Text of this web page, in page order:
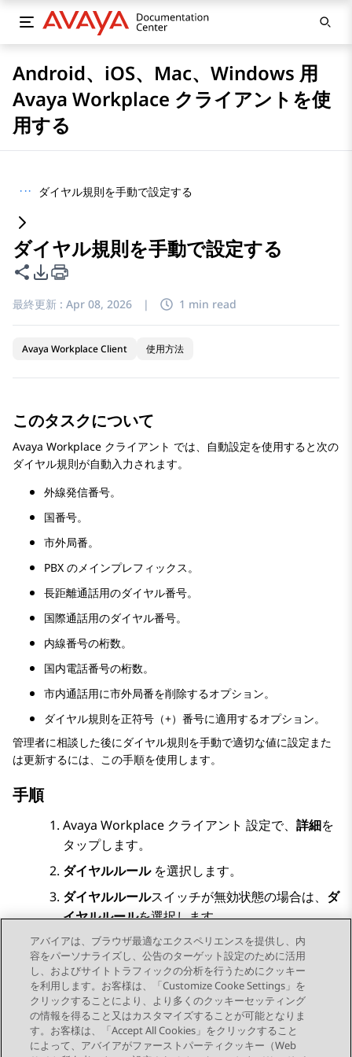
Android、iOS、Mac、Windows 用
Avaya Workplace クライアントを使
用する
··· ダイヤル規則を手動で設定する
ダイヤル規則を手動で設定する
このページを共有
PDFエクスポートオプション
最終更新 : Apr 08, 2026 | 1 min read
Avaya Workplace Client 使用方法
このタスクについて
Avaya Workplace クライアント では、自動設定を使用すると次の
ダイヤル規則が自動入力されます。
外線発信番号。
国番号。
市外局番。
PBX のメインプレフィックス。
長距離通話用のダイヤル番号。
国際通話用のダイヤル番号。
内線番号の桁数。
国内電話番号の桁数。
市内通話用に市外局番を削除するオプション。
ダイヤル規則を正符号（+）番号に適用するオプション。
管理者に相談した後にダイヤル規則を手動で適切な値に設定また
は更新するには、この手順を使用します。
手順
Avaya Workplace クライアント 設定で、 詳細を
タップします。
ダイヤルルールを選択します。
ダイヤルルールスイッチが無効状態の場合は、 ダ
イヤルルールを選択します。
必要なダイヤル規則を設定または更新します。
変更内容を保存します。
Send Feedback
アバイアは、ブラウザ最適なエクスペリエンスを提供し、内
容をパーソナライズし、公告のターゲット設定のために活用
し、およびサイトトラフィックの分析を行うためにクッキー
を利用します。お客様は、「Customize Cooke Settings」を
クリックすることにより、より多くのクッキーセッティング
の情報を得ること又はカスタマイズすることが可能となりま
す。お客様は、「Accept All Cookies」をクリックすること
によって、アバイアがファーストパーティクッキー（Web